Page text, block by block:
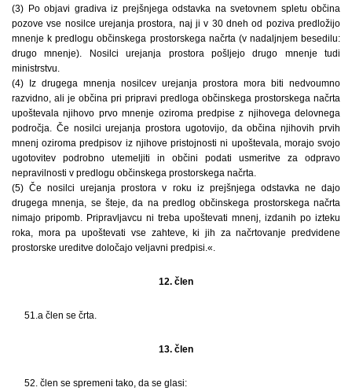
(3) Po objavi gradiva iz prejšnjega odstavka na svetovnem spletu občina
pozove vse nosilce urejanja prostora, naj ji v 30 dneh od poziva predložijo
mnenje k predlogu občinskega prostorskega načrta (v nadaljnjem besedilu:
drugo mnenje). Nosilci urejanja prostora pošljejo drugo mnenje tudi
ministrstvu.
(4) Iz drugega mnenja nosilcev urejanja prostora mora biti nedvoumno
razvidno, ali je občina pri pripravi predloga občinskega prostorskega načrta
upoštevala njihovo prvo mnenje oziroma predpise z njihovega delovnega
področja. Če nosilci urejanja prostora ugotovijo, da občina njihovih prvih
mnenj oziroma predpisov iz njihove pristojnosti ni upoštevala, morajo svojo
ugotovitev podrobno utemeljiti in občini podati usmeritve za odpravo
nepravilnosti v predlogu občinskega prostorskega načrta.
(5) Če nosilci urejanja prostora v roku iz prejšnjega odstavka ne dajo
drugega mnenja, se šteje, da na predlog občinskega prostorskega načrta
nimajo pripomb. Pripravljavcu ni treba upoštevati mnenj, izdanih po izteku
roka, mora pa upoštevati vse zahteve, ki jih za načrtovanje predvidene
prostorske ureditve določajo veljavni predpisi.«.
12. člen
51.a člen se črta.
13. člen
52. člen se spremeni tako, da se glasi: